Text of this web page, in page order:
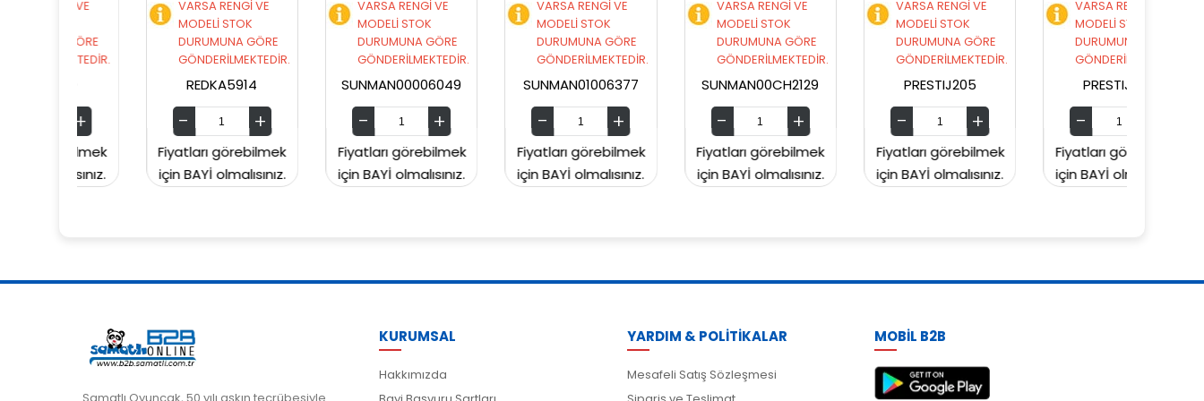
VARSA RENGİ VE
MODELİ STOK
DURUMUNA GÖRE
GÖNDERİLMEKTEDİR.
REDKA5914
Fiyatları görebilmek
için BAYİ olmalısınız.
VARSA RENGİ VE
MODELİ STOK
DURUMUNA GÖRE
GÖNDERİLMEKTEDİR.
SUNMAN00006049
Fiyatları görebilmek
için BAYİ olmalısınız.
VARSA RENGİ VE
MODELİ STOK
DURUMUNA GÖRE
GÖNDERİLMEKTEDİR.
SUNMAN01006377
Fiyatları görebilmek
için BAYİ olmalısınız.
VARSA RENGİ VE
MODELİ STOK
DURUMUNA GÖRE
GÖNDERİLMEKTEDİR.
SUNMAN00CH2129
Fiyatları görebilmek
için BAYİ olmalısınız.
VARSA RENGİ VE
MODELİ STOK
DURUMUNA GÖRE
GÖNDERİLMEKTEDİR.
PRESTIJ205
Fiyatları görebilmek
için BAYİ olmalısınız.
VARSA RENGİ VE
MODELİ STOK
DURUMUNA GÖRE
GÖNDERİLMEKTEDİR.
PRESTIJ203
Fiyatları görebilmek
için BAYİ olmalısınız.
KURUMSAL
Hakkımızda
YARDIM & POLİTİKALAR
Mesafeli Satış Sözleşmesi
MOBİL B2B